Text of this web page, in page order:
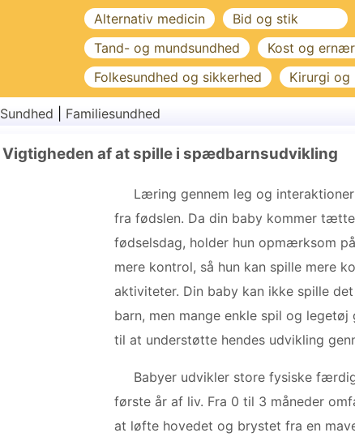
Alternativ medicin Bid og stik
Tand- og mundsundhed
Kost og
Folkesundhed og sikkerhed
Kirurgi og
Sundhed Familiesundhed
Vigtigheden af ​​at spille i spædbarnsudvikling
Læring gennem leg og
fra fødslen. Da din baby kommer
fødselsdag, holder hun opmærksom
mere kontrol, så hun kan spille mere
aktiviteter. Din baby kan ikke spille
barn, men mange enkle spil og
til at understøtte hendes udvikling
Babyer udvikler store fysiske
første år af liv. Fra 0 til 3 måneder
at løfte hovedet og brystet fra en